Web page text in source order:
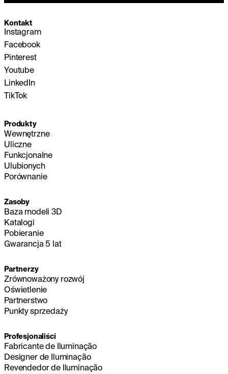
Kontakt
Instagram
Facebook
Pinterest
Youtube
LinkedIn
TikTok
Produkty
Wewnętrzne
Uliczne
Funkcjonalne
Ulubionych
Porównanie
Zasoby
Baza modeli 3D
Katalogi
Pobieranie
Gwarancja 5 lat
Partnerzy
Zrównoważony rozwój
Oświetlenie
Partnerstwo
Punkty sprzedaży
Profesjonaliści
Fabricante de Iluminação
Designer de Iluminação
Revendedor de Iluminação